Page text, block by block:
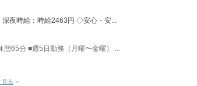
深夜時給：時給2463円 ◇安心・安...
65分 ■週5日勤務（月曜〜金曜） ...
見る